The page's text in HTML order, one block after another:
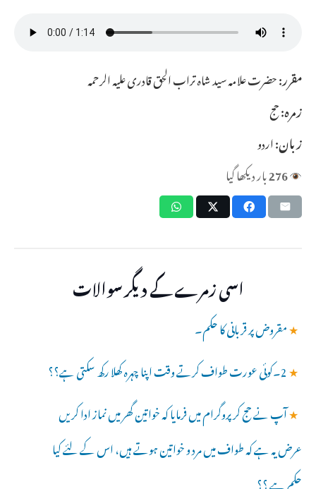
مقرر:حضرت علامہ سید شاہ تراب الحق قادری علیہ الرحمہ
زمرہ:حج
زبان:اردو
276بار دیکھا گیا
اسی زمرے کے دیگر سوالات
★مقروض پر قربانی کا حکم۔
★2۔کوئی عورت طواف کرتے وقت اپنا چہرہ کھلا رکھ سکتی ہے؟؟
★آپ نے حج کر پروگرام میں فرمایا کہ خواتین گھر میں نماز ادا کریں
عرض یہ ہے کہ طواف میں مرد و خواتین ہوتے ہیں، اس کے لئے کیا
حکم ہے ؟؟